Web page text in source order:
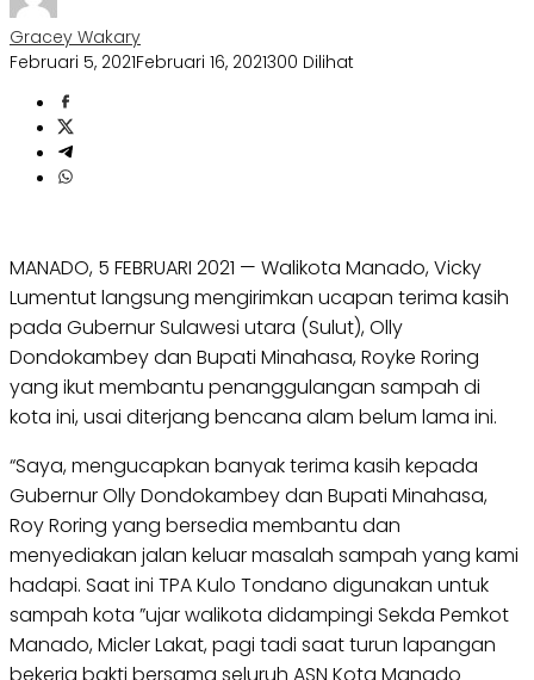
Gracey Wakary
Februari 5, 2021Februari 16, 2021300 Dilihat
MANADO, 5 FEBRUARI 2021 — Walikota Manado, Vicky
Lumentut langsung mengirimkan ucapan terima kasih
pada Gubernur Sulawesi utara (Sulut), Olly
Dondokambey dan Bupati Minahasa, Royke Roring
yang ikut membantu penanggulangan sampah di
kota ini, usai diterjang bencana alam belum lama ini.
“Saya, mengucapkan banyak terima kasih kepada
Gubernur Olly Dondokambey dan Bupati Minahasa,
Roy Roring yang bersedia membantu dan
menyediakan jalan keluar masalah sampah yang kami
hadapi. Saat ini TPA Kulo Tondano digunakan untuk
sampah kota ”ujar walikota didampingi Sekda Pemkot
Manado, Micler Lakat, pagi tadi saat turun lapangan